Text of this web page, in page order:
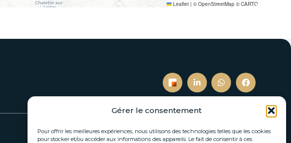
Gérer le consentement
Pour offrir les meilleures expériences, nous utilisons des technologies telles que les cookies
pour stocker et/ou accéder aux informations des appareils. Le fait de consentir à ces
Leaflet | © OpenStreetMap © CARTO
S’inscrire à notre newsletter